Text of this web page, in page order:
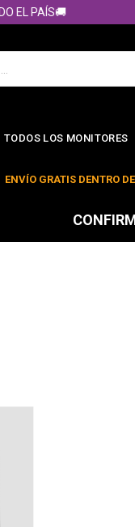
PAÍS🚚
TODOS LOS MONITORES
ENVÍO GRATIS DENTRO